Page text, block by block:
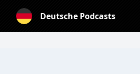
Deutsche Podcasts